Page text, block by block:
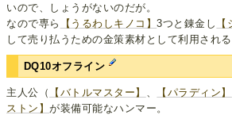
いので、しょうがないのだが。
なので専ら
【うるわしキノコ】3つと錬金し
して売り払うための金策素材として利用される
DQ10オフライン
主人公（ 【バトルマスター】 【パラディン】
ストン】が装備可能なハンマー。